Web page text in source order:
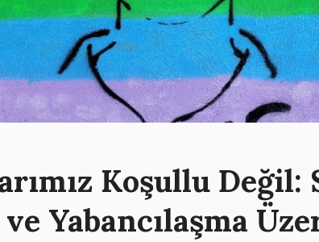
Koşullu Değil:
Yabancılaşma